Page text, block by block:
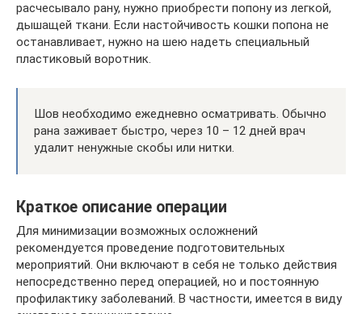
расчесывало рану, нужно приобрести попону из легкой,
дышащей ткани. Если настойчивость кошки попона не
останавливает, нужно на шею надеть специальный
пластиковый воротник.
Шов необходимо ежедневно осматривать. Обычно
рана заживает быстро, через 10 – 12 дней врач
удалит ненужные скобы или нитки.
Краткое описание операции
Для минимизации возможных осложнений
рекомендуется проведение подготовительных
мероприятий. Они включают в себя не только действия
непосредственно перед операцией, но и постоянную
профилактику заболеваний. В частности, имеется в виду